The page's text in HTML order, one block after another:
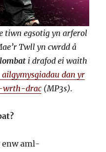
tiwn egsotig yn arferol
Twll yn cwrdd â
i drafod ei waith
ailgymysgiadau dan yr
wrth-drac (MP3s).
enw aml-